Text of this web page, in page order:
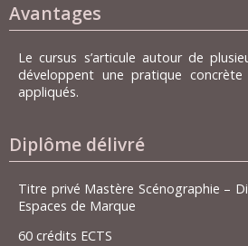
Avantages
Le cursus s’articule autour de
développent une pratique
appliqués.
Diplôme délivré
Titre privé Mastère Scénographie –
Espaces de Marque
60 crédits ECTS